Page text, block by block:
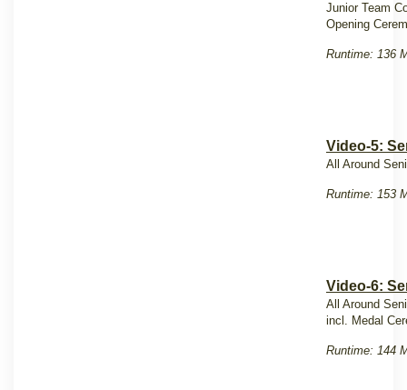
Junior Team
Opening
Runtime: 136
Video-5:
All Around
Runtime: 153
Video-6:
All Around
incl. Medal
Runtime: 144